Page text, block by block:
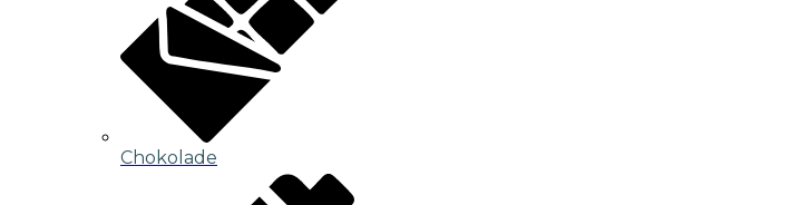
Chokolade